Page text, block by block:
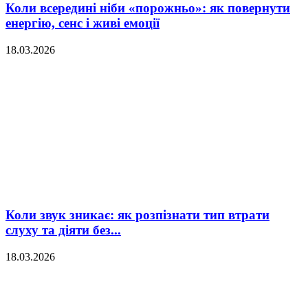
Коли всередині ніби «порожньо»: як повернути
енергію, сенс і живі емоції
18.03.2026
Коли звук зникає: як розпізнати тип втрати
слуху та діяти без...
18.03.2026